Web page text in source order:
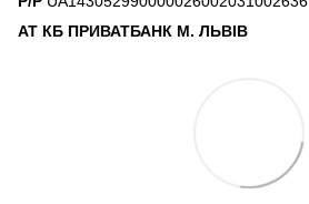
АТ КБ ПРИВАТБАНК М. ЛЬВІВ